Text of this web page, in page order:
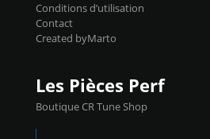
Conditions d’utilisation
Contact
Created byMarto
Les Pièces Perf
Boutique CR Tune Shop